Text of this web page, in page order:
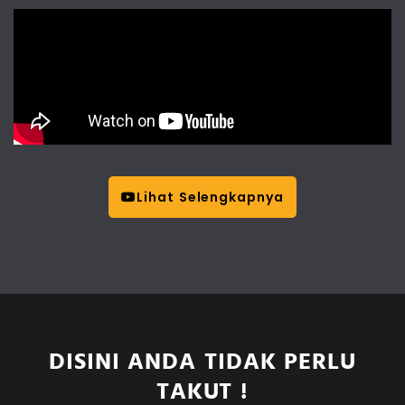
Lihat Selengkapnya
DISINI ANDA TIDAK PERLU
TAKUT !